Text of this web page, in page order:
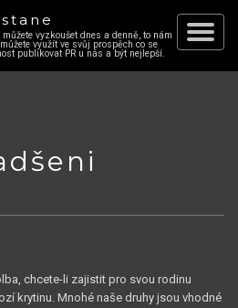
Toggle
vyzkoušet dnes a denně, to nám
využít ve svůj prospěch co se
publikovat PR u nás a být nejlepší.
chcete-li zajistit pro svou rodinu
krytinu. Mnohé naše druhy jsou vhodné